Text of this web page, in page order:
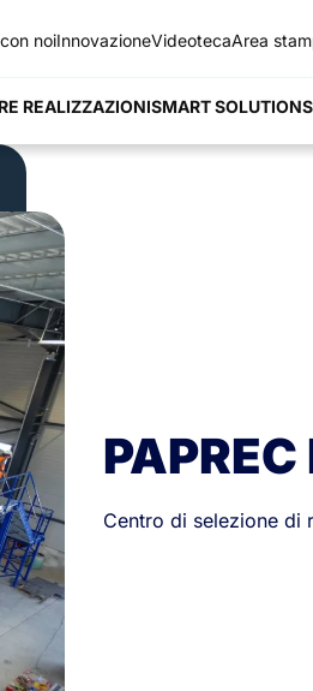
REALIZZAZIONISMART SOLUTIONS
noiInnovazioneVideotecaArea
Centro di selezione di